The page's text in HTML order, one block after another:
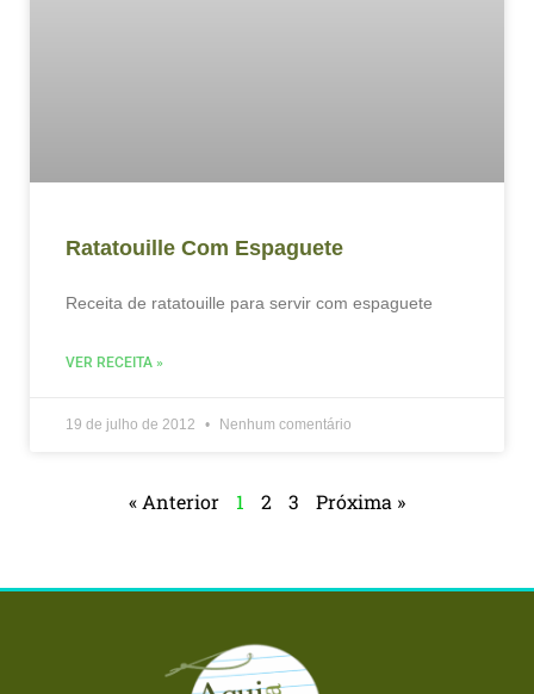
Ratatouille Com Espaguete
Receita de ratatouille para servir com espaguete
VER RECEITA »
19 de julho de 2012 Nenhum comentário
« Anterior 1 2 3 Próxima »